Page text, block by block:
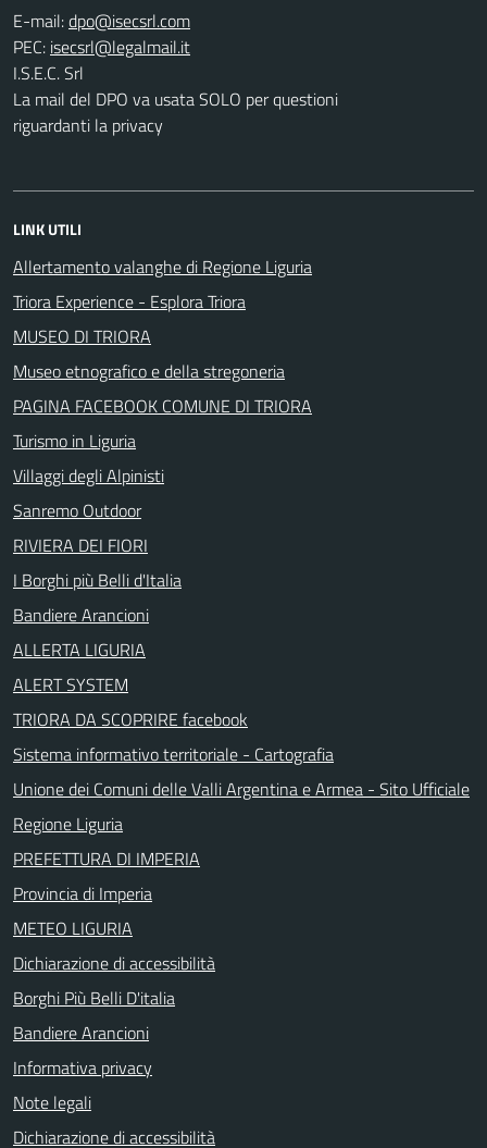
E-mail:
PEC:
I.S.E.C. Srl
La mail del DPO va usata SOLO per questioni
riguardanti la privacy
LINK UTILI
Allertamento valanghe di Regione Liguria
Triora Experience - Esplora Triora
MUSEO DI TRIORA
Museo etnografico e della stregoneria
PAGINA FACEBOOK COMUNE DI TRIORA
Turismo in Liguria
Villaggi degli Alpinisti
Sanremo Outdoor
RIVIERA DEI FIORI
I Borghi più Belli d'Italia
Bandiere Arancioni
ALLERTA LIGURIA
ALERT SYSTEM
TRIORA DA SCOPRIRE facebook
Sistema informativo territoriale - Cartografia
Unione dei Comuni delle Valli Argentina e Armea - Sito Ufficiale
Regione Liguria
PREFETTURA DI IMPERIA
Provincia di Imperia
METEO LIGURIA
Dichiarazione di accessibilità
Borghi Più Belli D'italia
Bandiere Arancioni
Informativa privacy
Note legali
Dichiarazione di accessibilità